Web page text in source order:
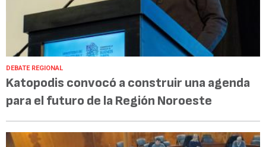
DEBATE REGIONAL
Katopodis convocó a construir una agenda
para el futuro de la Región Noroeste